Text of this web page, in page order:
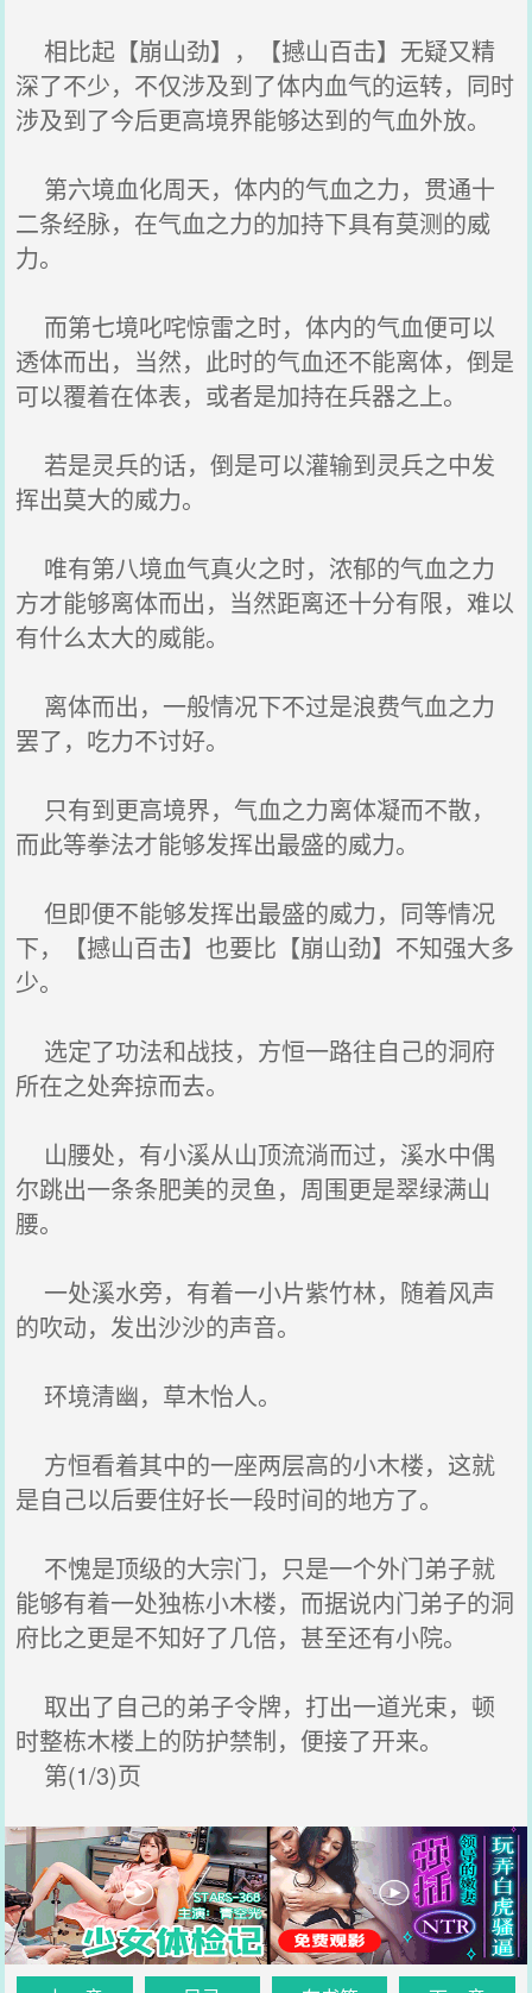
相比起【崩山劲】，【撼山百击】无疑又精
深了不少，不仅涉及到了体内血气的运转，同时
涉及到了今后更高境界能够达到的气血外放。
第六境血化周天，体内的气血之力，贯通十
二条经脉，在气血之力的加持下具有莫测的威
力。
而第七境叱咤惊雷之时，体内的气血便可以
透体而出，当然，此时的气血还不能离体，倒是
可以覆着在体表，或者是加持在兵器之上。
若是灵兵的话，倒是可以灌输到灵兵之中发
挥出莫大的威力。
唯有第八境血气真火之时，浓郁的气血之力
方才能够离体而出，当然距离还十分有限，难以
有什么太大的威能。
离体而出，一般情况下不过是浪费气血之力
罢了，吃力不讨好。
只有到更高境界，气血之力离体凝而不散，
而此等拳法才能够发挥出最盛的威力。
但即便不能够发挥出最盛的威力，同等情况
下，【撼山百击】也要比【崩山劲】不知强大多
少。
选定了功法和战技，方恒一路往自己的洞府
所在之处奔掠而去。
山腰处，有小溪从山顶流淌而过，溪水中偶
尔跳出一条条肥美的灵鱼，周围更是翠绿满山
腰。
一处溪水旁，有着一小片紫竹林，随着风声
的吹动，发出沙沙的声音。
环境清幽，草木怡人。
方恒看着其中的一座两层高的小木楼，这就
是自己以后要住好长一段时间的地方了。
不愧是顶级的大宗门，只是一个外门弟子就
能够有着一处独栋小木楼，而据说内门弟子的洞
府比之更是不知好了几倍，甚至还有小院。
取出了自己的弟子令牌，打出一道光束，顿
时整栋木楼上的防护禁制，便接了开来。
第(1/3)页